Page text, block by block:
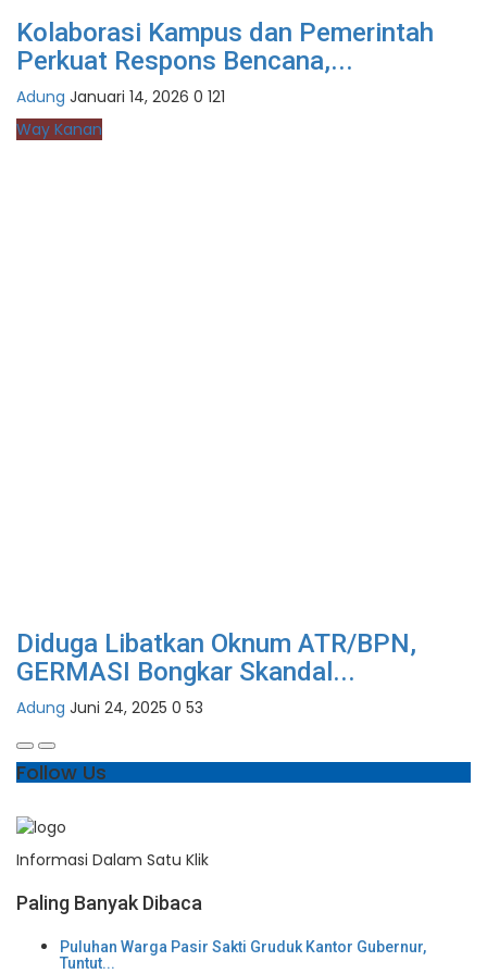
Kolaborasi Kampus dan Pemerintah
Perkuat Respons Bencana,...
Adung Januari 14, 2026 0 121
Way Kanan
Diduga Libatkan Oknum ATR/BPN,
GERMASI Bongkar Skandal...
Adung Juni 24, 2025 0 53
Follow Us
Informasi Dalam Satu Klik
Paling Banyak Dibaca
Puluhan Warga Pasir Sakti Gruduk Kantor Gubernur,
Tuntut...